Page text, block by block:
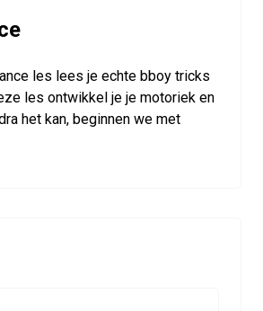
les lees je echte bboy tricks
les ontwikkel je je motoriek en
het kan, beginnen we met